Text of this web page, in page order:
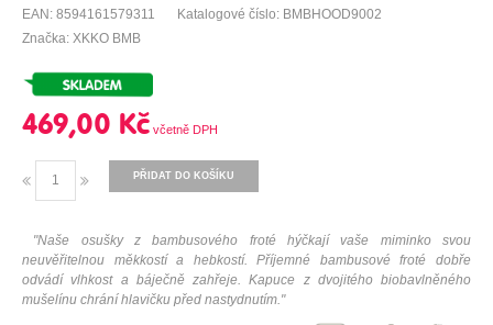
EAN: 8594161579311
Katalogové číslo: BMBHOOD9002
Značka: XKKO BMB
469,00 Kč
PŘIDAT DO KOŠÍKU
"Naše osušky z bambusového froté hýčkají vaše miminko svou
neuvěřitelnou měkkostí a hebkostí. Příjemné bambusové froté dobře
odvádí vlhkost a báječně zahřeje. Kapuce z dvojitého biobavlněného
mušelínu chrání hlavičku před nastydnutím."